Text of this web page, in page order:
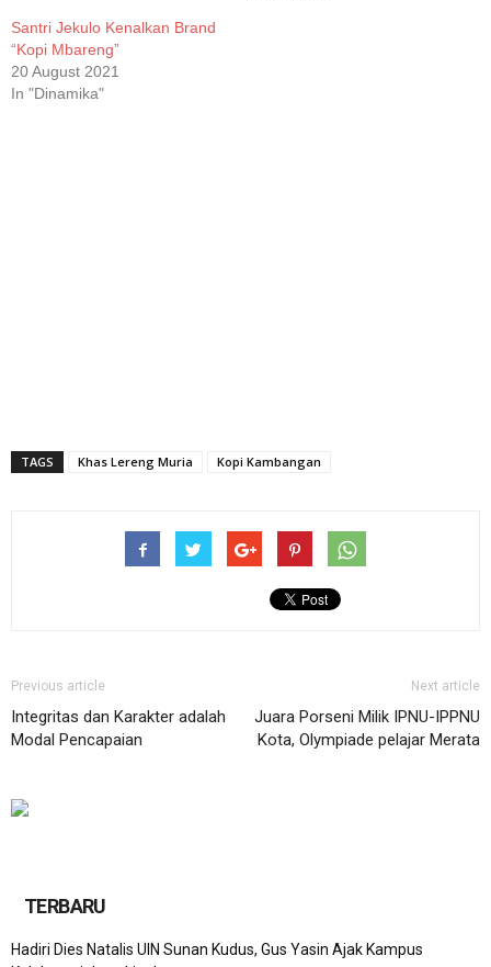
Santri Jekulo Kenalkan Brand
“Kopi Mbareng”
20 August 2021
In "Dinamika"
TAGS Khas Lereng Muria Kopi Kambangan
Previous article
Integritas dan Karakter adalah
Modal Pencapaian
Next article
Juara Porseni Milik IPNU-IPPNU
Kota, Olympiade pelajar Merata
TERBARU
Hadiri Dies Natalis UIN Sunan Kudus, Gus Yasin Ajak Kampus